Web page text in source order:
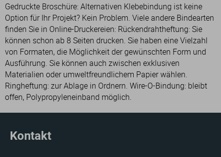
Gedruckte Broschüre: Alternativen Klebebindung ist keine
Option für Ihr Projekt? Kein Problem. Viele andere Bindearten
finden Sie in Online-Druckereien: Rückendrahtheftung: Sie
können schon ab 8 Seiten drucken. Sie haben eine Vielzahl
von Formaten, die Möglichkeit der gewünschten Form und
Ausführung. Sie können auch zwischen exklusiven
Materialien oder umweltfreundlichem Papier wählen.
Ringheftung: zur Ablage in Ordnern. Wire-O-Bindung: bleibt
offen, Polypropyleneinband möglich.
Kontakt